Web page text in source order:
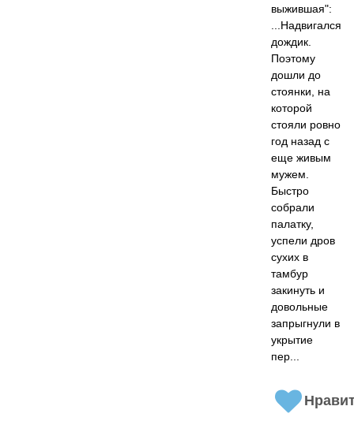
выжившая":
...Надвигался
дождик.
Поэтому
дошли до
стоянки, на
которой
стояли ровно
год назад с
еще живым
мужем.
Быстро
собрали
палатку,
успели дров
сухих в
тамбур
закинуть и
довольные
запрыгнули в
укрытие
пер...